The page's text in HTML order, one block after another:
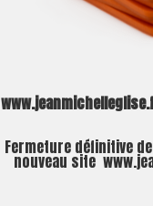
Fermeture définitive
nouveau site